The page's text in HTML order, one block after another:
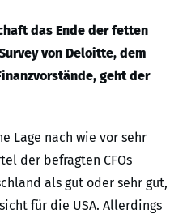
das Ende der fetten
von Deloitte, dem
geht der
Lage nach wie vor sehr
der befragten CFOs
als gut oder sehr gut,
für die USA. Allerdings